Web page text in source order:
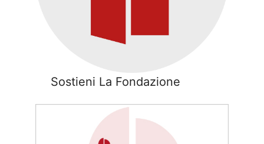
Sostieni La Fondazione